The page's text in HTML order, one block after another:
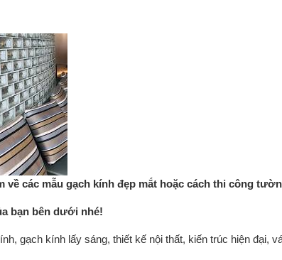
về các mẫu gạch kính đẹp mắt hoặc cách thi công
bạn bên dưới nhé!
gạch kính lấy sáng, thiết kế nội thất, kiến trúc hiện đại,